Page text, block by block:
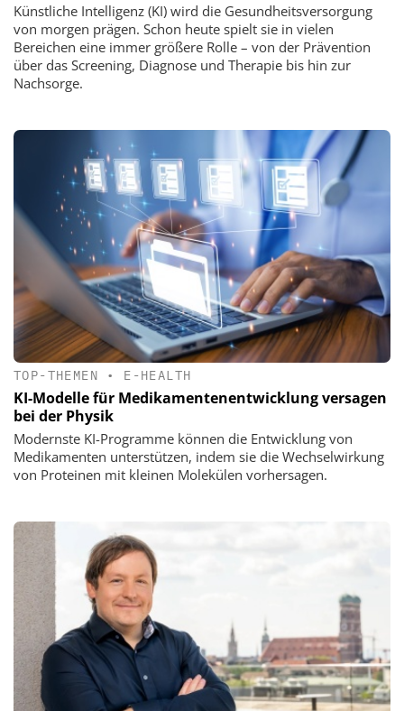
Künstliche Intelligenz (KI) wird die Gesundheitsversorgung
von morgen prägen. Schon heute spielt sie in vielen
Bereichen eine immer größere Rolle – von der Prävention
über das Screening, Diagnose und Therapie bis hin zur
Nachsorge.
TOP-THEMEN • E-HEALTH
KI-Modelle für Medikamentenentwicklung versagen
bei der Physik
Modernste KI-Programme können die Entwicklung von
Medikamenten unterstützen, indem sie die Wechselwirkung
von Proteinen mit kleinen Molekülen vorhersagen.